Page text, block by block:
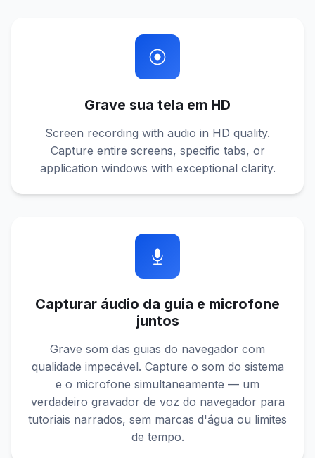
Grave sua tela em HD
Screen recording with audio in HD quality.
Capture entire screens, specific tabs, or
application windows with exceptional clarity.
Capturar áudio da guia e microfone
juntos
Grave som das guias do navegador com
qualidade impecável. Capture o som do sistema
e o microfone simultaneamente — um
verdadeiro gravador de voz do navegador para
tutoriais narrados, sem marcas d'água ou limites
de tempo.